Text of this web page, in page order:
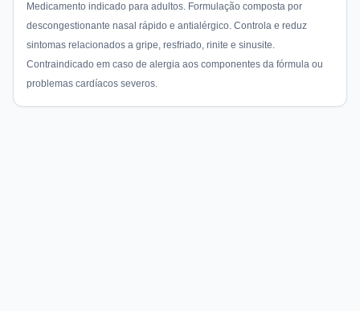
Medicamento indicado para adultos. Formulação composta por
descongestionante nasal rápido e antialérgico. Controla e reduz
sintomas relacionados a gripe, resfriado, rinite e sinusite.
Contraindicado em caso de alergia aos componentes da fórmula ou
problemas cardíacos severos.